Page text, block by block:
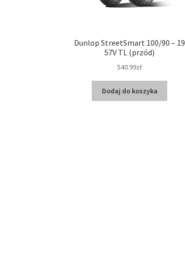
Dunlop StreetSmart 100/90 – 19
57V TL (przód)
540.99zł
Dodaj do koszyka